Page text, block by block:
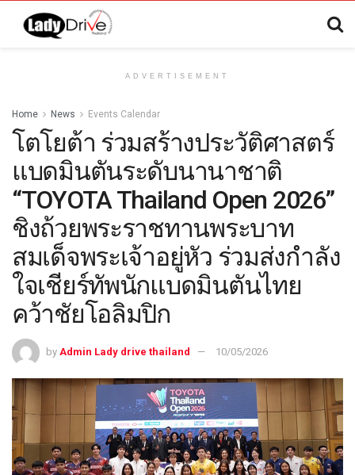
ADVERTISEMENT
Home News Events Calendar
โตโยต้า ร่วมสร้างประวัติศาสตร์
แบดมินตันระดับนานาชาติ
“TOYOTA Thailand Open 2026”
ชิงถ้วยพระราชทานพระบาท
สมเด็จพระเจ้าอยู่หัว ร่วมส่งกำลัง
ใจเชียร์ทัพนักแบดมินตันไทย
คว้าชัยโอลิมปิก
by Admin Lady drive thailand 10/05/2026